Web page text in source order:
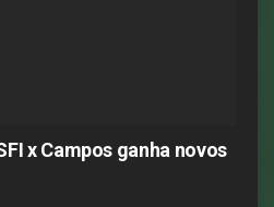
x Campos ganha novos